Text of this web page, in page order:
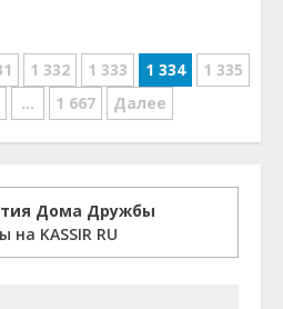
1 332 1 333 1 334
1 335
… 1 667 Далее
Дома Дружбы
на KASSIR RU